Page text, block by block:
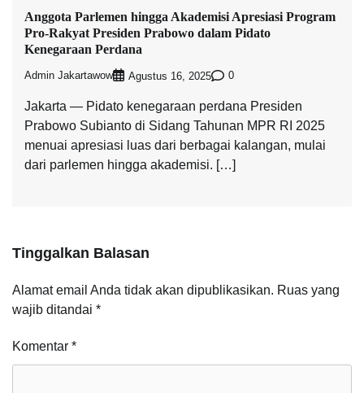
Anggota Parlemen hingga Akademisi Apresiasi Program
Pro-Rakyat Presiden Prabowo dalam Pidato
Kenegaraan Perdana
Admin Jakartawow Agustus 16, 2025 0
Jakarta — Pidato kenegaraan perdana Presiden
Prabowo Subianto di Sidang Tahunan MPR RI 2025
menuai apresiasi luas dari berbagai kalangan, mulai
dari parlemen hingga akademisi. […]
Tinggalkan Balasan
Alamat email Anda tidak akan dipublikasikan. Ruas yang
wajib ditandai *
Komentar *